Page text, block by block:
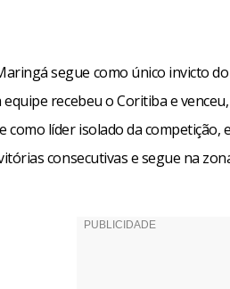
segue como único invicto
recebeu o Coritiba e
como líder isolado da
consecutivas e segue na